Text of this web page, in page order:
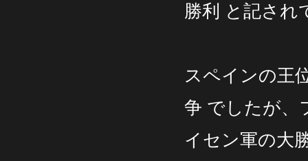
勝利 と記され
スペインの王
争 でしたが、
イセン軍の大